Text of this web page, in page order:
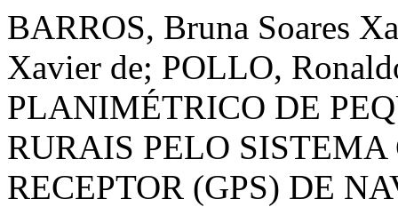
BARROS, Bruna Soares
Xavier de; POLLO,
PLANIMÉTRICO DE
RURAIS PELO
RECEPTOR (GPS) DE